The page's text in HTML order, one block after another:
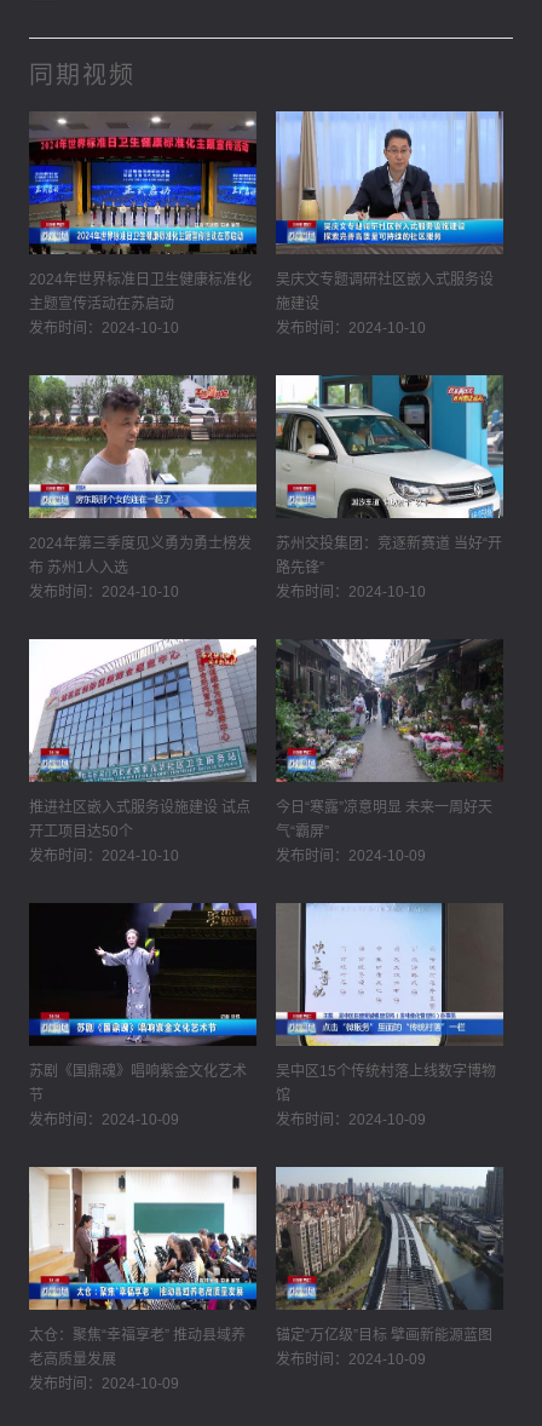
同期视频
2024年世界标准日卫生健康标准化
主题宣传活动在苏启动
发布时间：2024-10-10
吴庆文专题调研社区嵌入式服务设
施建设
发布时间：2024-10-10
2024年第三季度见义勇为勇士榜发
布 苏州1人入选
发布时间：2024-10-10
苏州交投集团：竞逐新赛道 当好“开
路先锋”
发布时间：2024-10-10
推进社区嵌入式服务设施建设 试点
开工项目达50个
发布时间：2024-10-10
今日“寒露”凉意明显 未来一周好天
气“霸屏”
发布时间：2024-10-09
苏剧《国鼎魂》唱响紫金文化艺术
节
发布时间：2024-10-09
吴中区15个传统村落上线数字博物
馆
发布时间：2024-10-09
太仓：聚焦“幸福享老” 推动县域养
老高质量发展
发布时间：2024-10-09
锚定“万亿级”目标 擘画新能源蓝图
发布时间：2024-10-09